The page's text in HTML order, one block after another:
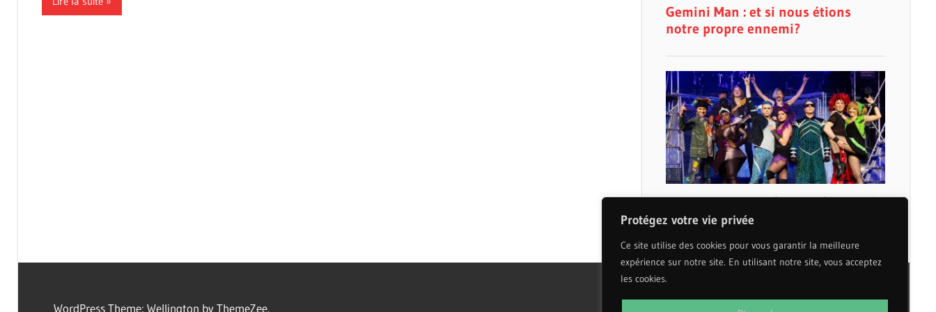
Protégez votre vie privée
Ce site utilise des cookies pour vous garantir la meilleure
expérience sur notre site. En utilisant notre site, vous acceptez
les cookies.
WordPress Theme: Wellington by ThemeZee.